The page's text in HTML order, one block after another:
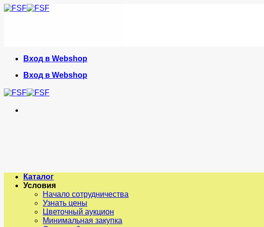
Skip
Вход в Webshop
Вход в Webshop
Каталог
Условия
Начало сотрудничества
Узнать цены
Цветочный аукцион
Минимальная закупка